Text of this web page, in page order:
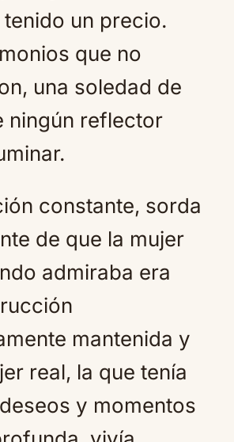
un precio.
que no
una soledad de
ningún reflector
constante, sorda
de que la mujer
admiraba era
mantenida y
real, la que tenía
y momentos